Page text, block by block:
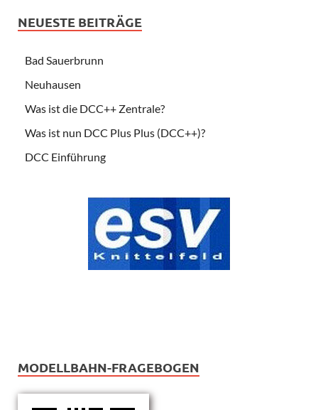
NEUESTE BEITRÄGE
Bad Sauerbrunn
Neuhausen
Was ist die DCC++ Zentrale?
Was ist nun DCC Plus Plus (DCC++)?
DCC Einführung
MODELLBAHN-FRAGEBOGEN